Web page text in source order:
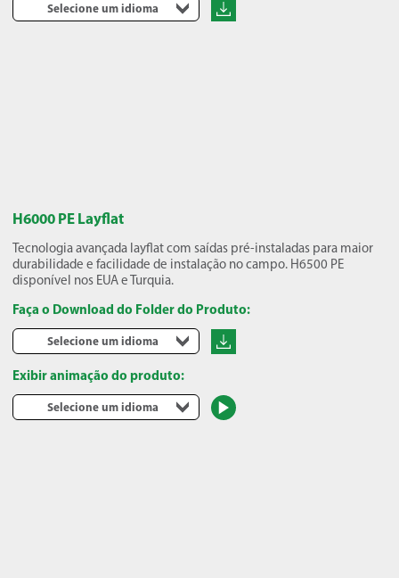
Selecione um idioma
H6000 PE Layflat
Tecnologia avançada layflat com saídas pré-instaladas para maior
durabilidade e facilidade de instalação no campo. H6500 PE
disponível nos EUA e Turquia.
Faça o Download do Folder do Produto:
Selecione um idioma
Exibir animação do produto:
Selecione um idioma